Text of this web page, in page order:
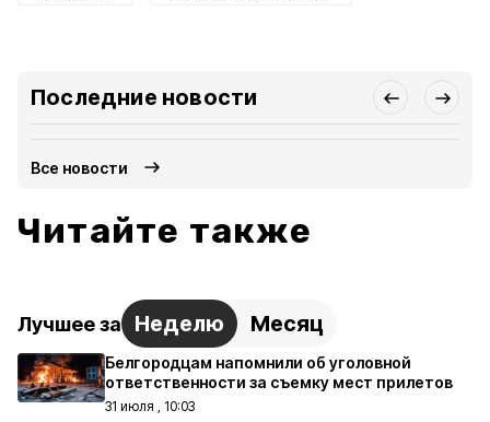
Последние новости
Все новости
Читайте также
Лучшее за Неделю Месяц
Белгородцам напомнили об уголовной
ответственности за съемку мест прилетов
31 июля , 10:03